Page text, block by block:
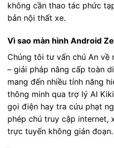
không cần thao tác phức
bản nội thất xe.
Vì sao màn hình Android
Chúng tôi tư vấn chú An về
– giải pháp nâng cấp toàn
mang đến nhiều tính năng
thông minh qua trợ lý AI
gọi điện hay tra cứu phạt
phép chú truy cập internet,
trực tuyến không gián đoạn.